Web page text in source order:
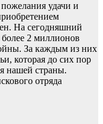
удачи и
На сегодняшний
2 миллионов
За каждым из них
которая до сих пор
нашей страны.
отряда